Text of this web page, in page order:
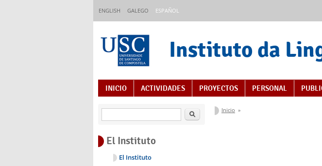
ENGLISH GALEGO ESPAÑOL
Instituto da
Índice de contenidos
INICIO ACTIVIDADES PROYECTOS PERSONAL
Se encuentra
Inicio »
Buscar
El Instituto
El Instituto